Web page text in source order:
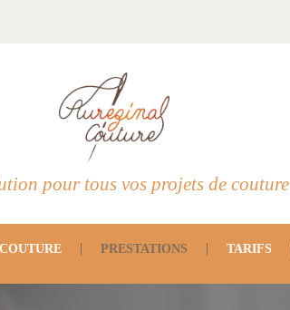
pour tous vos projets de couture
PRESTATIONS TARIFS